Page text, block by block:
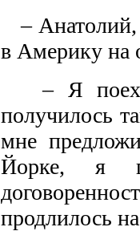
– Анатолий,
в Америку на
– Я поехал
получилось
мне
Йорке, я
продлилось